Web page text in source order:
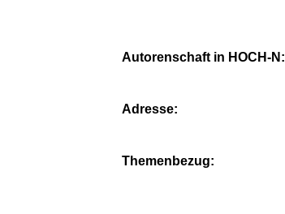
Autorenschaft in HOCH-N:
Adresse:
Themenbezug: